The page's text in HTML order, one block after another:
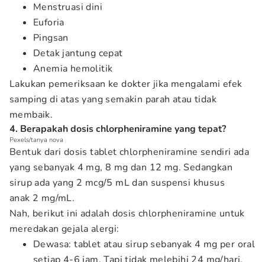
Menstruasi dini
Euforia
Pingsan
Detak jantung cepat
Anemia hemolitik
Lakukan pemeriksaan ke dokter jika mengalami efek
samping di atas yang semakin parah atau tidak
membaik.
4. Berapakah dosis chlorpheniramine yang tepat?
Pexels/tanya nova
Bentuk dari dosis tablet chlorpheniramine sendiri ada
yang sebanyak 4 mg, 8 mg dan 12 mg. Sedangkan
sirup ada yang 2 mcg/5 mL dan suspensi khusus
anak 2 mg/mL.
Nah, berikut ini adalah dosis chlorpheniramine untuk
meredakan gejala alergi:
Dewasa: tablet atau sirup sebanyak 4 mg per oral